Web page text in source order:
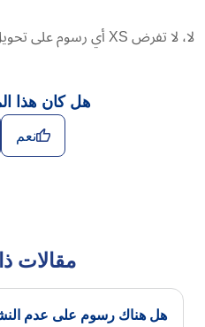
لا، لا تفرض XS أي رسوم على تحويل العملات.
هل كان هذا
نعم
مقالات
هل هناك رسوم على عدم